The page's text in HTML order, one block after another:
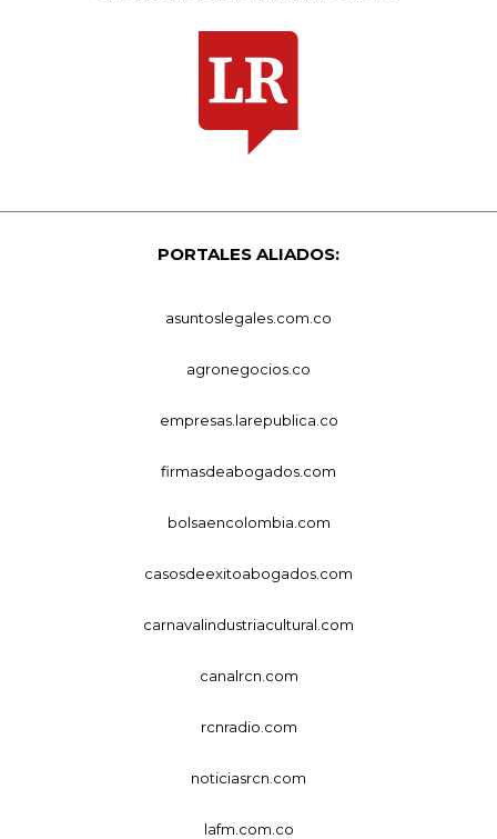
PORTALES ALIADOS:
asuntoslegales.com.co
agronegocios.co
empresas.larepublica.co
firmasdeabogados.com
bolsaencolombia.com
casosdeexitoabogados.com
carnavalindustriacultural.com
canalrcn.com
rcnradio.com
noticiasrcn.com
lafm.com.co